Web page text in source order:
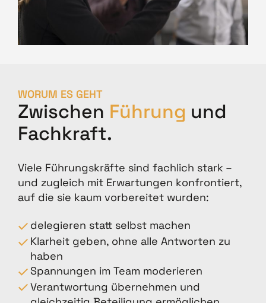
WORUM ES GEHT
Zwischen Führung und
Fachkraft.
Viele Führungskräfte sind fachlich stark –
und zugleich mit Erwartungen konfrontiert,
auf die sie kaum vorbereitet wurden:
delegieren statt selbst machen
Klarheit geben, ohne alle Antworten zu
haben
Spannungen im Team moderieren
Verantwortung übernehmen und